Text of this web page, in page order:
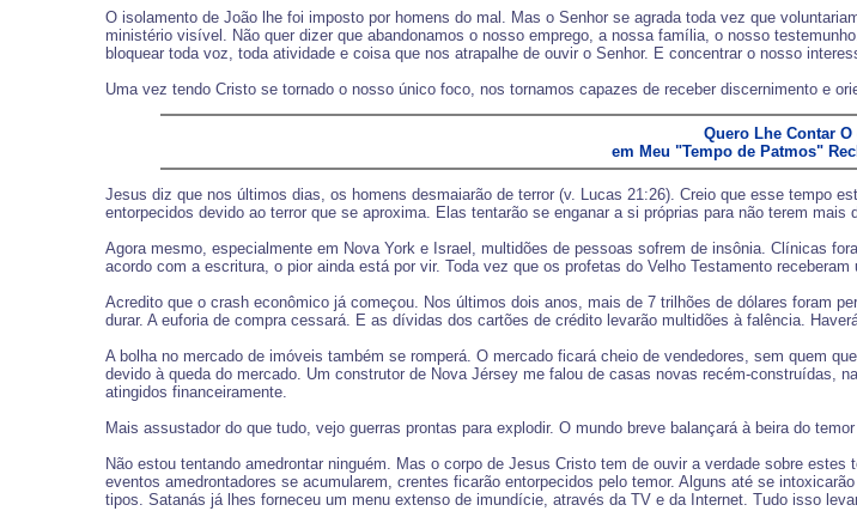
O isolamento de João lhe foi imposto por homens do mal. Mas o Senhor se agrada toda vez que
ministério visível. Não quer dizer que abandonamos o nosso emprego, a nossa família, o nosso
bloquear toda voz, toda atividade e coisa que nos atrapalhe de ouvir o Senhor. E concentrar o nosso
Uma vez tendo Cristo se tornado o nosso único foco, nos tornamos capazes de receber discernimento e
Quero Lhe Contar O
em Meu "Tempo de Patmos"
Jesus diz que nos últimos dias, os homens desmaiarão de terror (v. Lucas 21:26). Creio que esse tempo
entorpecidos devido ao terror que se aproxima. Elas tentarão se enganar a si próprias para não terem mais
Agora mesmo, especialmente em Nova York e Israel, multidões de pessoas sofrem de insônia. Clínicas
acordo com a escritura, o pior ainda está por vir. Toda vez que os profetas do Velho Testamento
Acredito que o crash econômico já começou. Nos últimos dois anos, mais de 7 trilhões de dólares foram
durar. A euforia de compra cessará. E as dívidas dos cartões de crédito levarão multidões à falência.
A bolha no mercado de imóveis também se romperá. O mercado ficará cheio de vendedores, sem quem
devido à queda do mercado. Um construtor de Nova Jérsey me falou de casas novas recém-construídas,
atingidos financeiramente.
Mais assustador do que tudo, vejo guerras prontas para explodir. O mundo breve balançará à beira do
Não estou tentando amedrontar ninguém. Mas o corpo de Jesus Cristo tem de ouvir a verdade sobre
eventos amedrontadores se acumularem, crentes ficarão entorpecidos pelo temor. Alguns até se
tipos. Satanás já lhes forneceu um menu extenso de imundície, através da TV e da Internet. Tudo isso